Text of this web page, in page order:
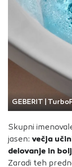
GEBERIT |
Skupni
jasen: večja
delovanje in
Zaradi teh